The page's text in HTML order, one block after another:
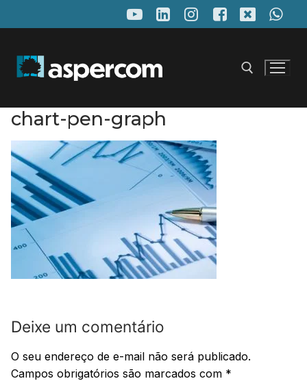
para
conteúdo
chart-pen-graph
Deixe um comentário
O seu endereço de e-mail não será publicado.
Campos obrigatórios são marcados com *